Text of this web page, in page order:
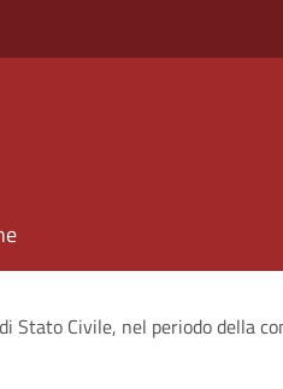
Stato Civile, nel periodo della